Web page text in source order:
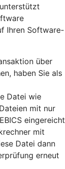
Ihren Software-
über
haben Sie als
Datei wie
mit nur
eingereicht
mit
Datei dann
erneut